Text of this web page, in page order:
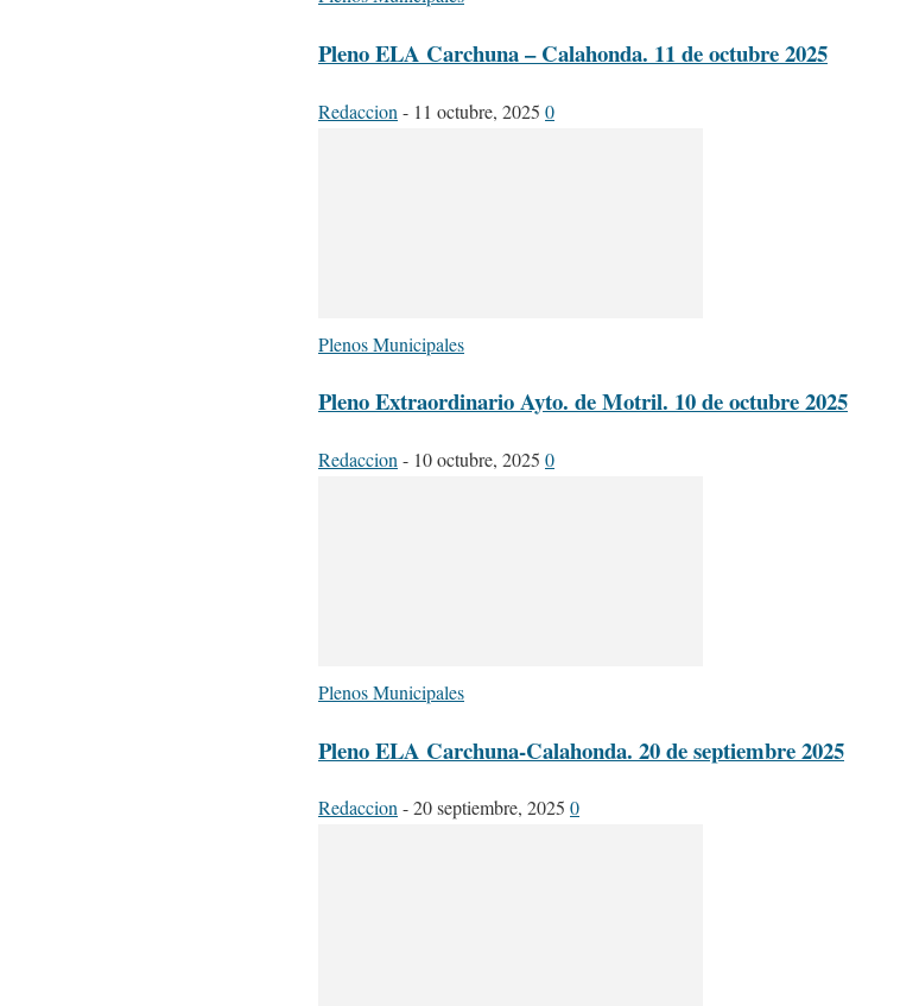
Pleno ELA Carchuna – Calahonda. 11 de octubre 2025
Redaccion - 11 octubre, 2025 0
Plenos Municipales
Pleno Extraordinario Ayto. de Motril. 10 de octubre 2025
Redaccion - 10 octubre, 2025 0
Plenos Municipales
Pleno ELA Carchuna-Calahonda. 20 de septiembre 2025
Redaccion-20 septiembre, 2025 0